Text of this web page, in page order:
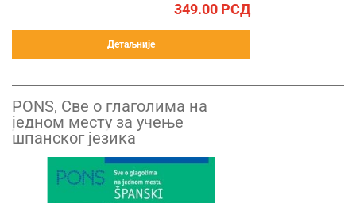
349.00 РСД
Детаљније
PONS, Све о глаголима на
једном месту за учење
шпанског језика